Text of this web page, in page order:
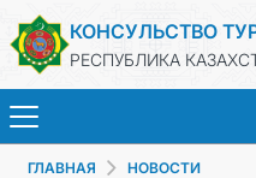
КОНСУЛЬСТВО
РЕСПУБЛИКА
ГЛАВНАЯ НОВОСТИ